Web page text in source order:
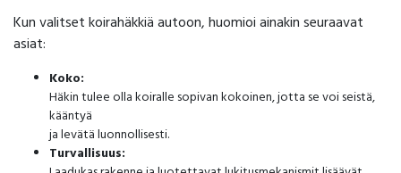
Kun valitset koirahäkkiä autoon, huomioi ainakin seuraavat
asiat:
Koko:
Häkin tulee olla koiralle sopivan kokoinen, jotta se voi seistä,
kääntyä
ja levätä luonnollisesti.
Turvallisuus: